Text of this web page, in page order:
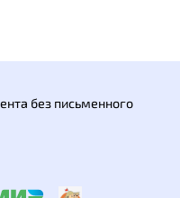
без письменного